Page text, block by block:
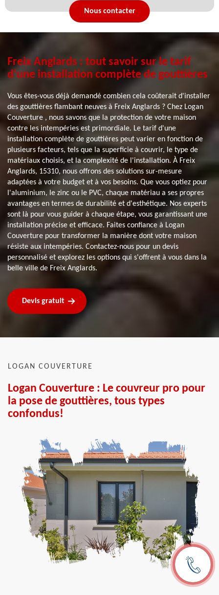
Nous contacter
Freix Anglards : tout savoir sur le tarif
d'une installation complète de gouttières
Vous êtes-vous déjà demandé combien cela coûterait d'installer
des gouttières flambant neuves à Freix Anglards ? Chez Logan
Couverture , nous savons que la protection de votre maison
contre les intempéries est primordiale. Le tarif d'une
installation complète de gouttières peut varier en fonction de
plusieurs facteurs, tels que la superficie à couvrir, le type de
matériaux choisis, et la complexité de l'installation. À Freix
Anglards, 15310, nous offrons des solutions sur-mesure
adaptées à votre budget et à vos besoins. Que vous optiez pour
l'aluminium, le zinc ou le PVC, chaque matériau a ses propres
avantages en termes de durabilité et d'esthétique. Nos experts
sont là pour vous guider à chaque étape, vous garantissant une
installation précise et efficace. Faites confiance à Logan
Couverture pour transformer la manière dont votre maison
résiste aux intempéries. Contactez-nous pour un devis
personnalisé et explorez les options qui s'offrent à vous dans la
belle ville de Freix Anglards.
Devis gratuit
LOGAN COUVERTURE
Logan Couverture : Le couvreur pro pour
la pose de gouttières, tous types
confondus!